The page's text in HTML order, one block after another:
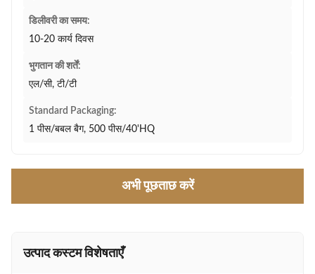
डिलीवरी का समय:
10-20 कार्य दिवस
भुगतान की शर्तें:
एल/सी, टी/टी
Standard Packaging:
1 पीस/बबल बैग, 500 पीस/40'HQ
अभी पूछताछ करें
उत्पाद कस्टम विशेषताएँ